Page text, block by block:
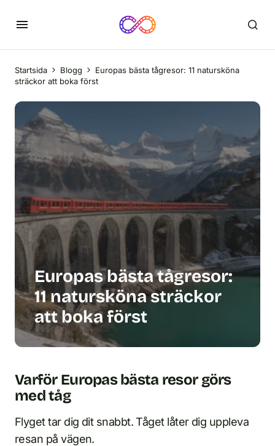
Startsida Blogg
Europas bästa tågresor: 11 natursköna
sträckor att boka först
Europas bästa tågresor:
11 natursköna sträckor
att boka först
Varför Europas bästa resor görs
med tåg
Flyget tar dig dit snabbt. Tåget låter dig uppleva
resan på vägen.